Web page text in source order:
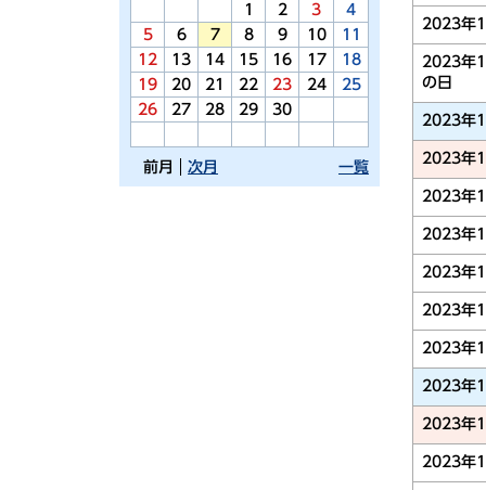
1
2 3
4
5
6 7 8 9 10
11
12
13 14 15 16 17
18
19
20 21 22 23 24
25
26
27 28 29 30
前月 一覧
次月
2023年
2023年
の日
2023年
2023年
2023年
2023年
2023年
2023年
2023年
2023年
2023年
2023年